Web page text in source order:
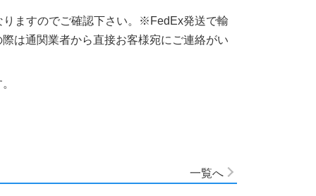
ますのでご確認下さい。※FedEx発送で輸
は通関業者から直接お客様宛にご連絡がい
一覧へ